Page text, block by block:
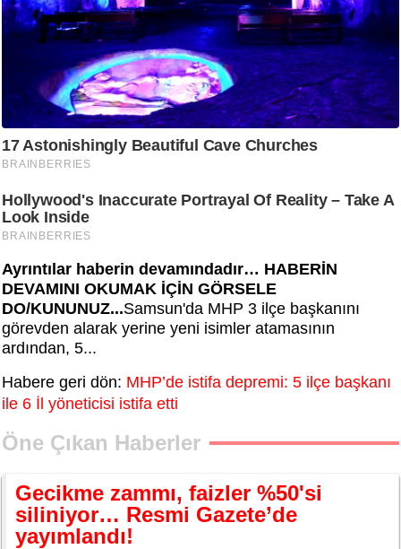
Ayrıntılar haberin devamındadır… HABERİN
DEVAMINI OKUMAK İÇİN GÖRSELE
DO/KUNUNUZ...Samsun'da MHP 3 ilçe başkanını
görevden alarak yerine yeni isimler atamasının
ardından, 5...
Habere geri dön: MHP’de istifa depremi: 5 ilçe başkanı
ile 6 İl yöneticisi istifa etti
Öne Çıkan Haberler
Gecikme zammı, faizler %50'si
siliniyor… Resmi Gazete’de
yayımlandı!